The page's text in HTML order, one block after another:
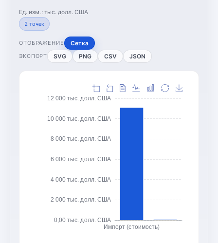
Ед. изм.: тыс. долл. США
2 точек
ОТОБРАЖЕНИЕ Сетка
ЭКСПОРТ SVG PNG CSV JSON
0,00 тыс. долл. США
2 000 тыс. долл. США
4 000 тыс. долл. США
6 000 тыс. долл. США
8 000 тыс. долл. США
10 000 тыс. долл. США
12 000 тыс. долл. США
Импорт (стоимость)